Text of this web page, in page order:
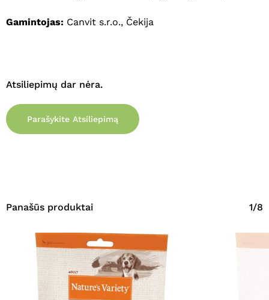
Gamintojas: Canvit s.r.o., Čekija
Atsiliepimų dar nėra.
Parašykite Atsiliepimą
Panašūs produktai 1/8